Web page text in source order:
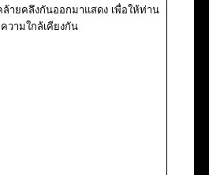
ล้ายคลึงกันออกมาแสดง เพื่อให้ท่าน
วามใกล้เคียงกัน